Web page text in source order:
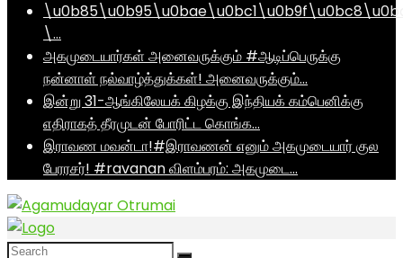
\…
அகமுடையார்கள் அனைவருக்கும் #ஆடிப்பெருக்கு
நன்னாள் நல்வாழ்த்துக்கள்! அனைவருக்கும்…
இன்று 31-ஆங்கிலேயக் கிழக்கு இந்தியக் கம்பெனிக்கு
எதிராகத் தீரமுடன் போரிட்ட கொங்க…
இராவண மவன்டா!#இராவணன் எனும் அகமுடையார் குல
பேரரசர்! #ravanan விளம்பரம்: அகமுடை…